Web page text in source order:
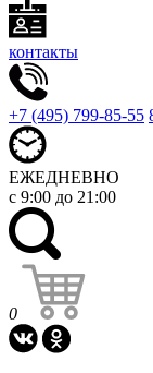
контакты
+7 (495) 799-85-55
ЕЖЕДНЕВНО
с 9:00 до 21:00
0